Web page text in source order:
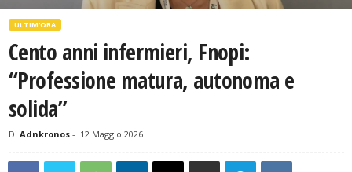
ULTIM'ORA
Cento anni infermieri, Fnopi:
“Professione matura, autonoma e
solida”
Di Adnkronos - 12 Maggio 2026